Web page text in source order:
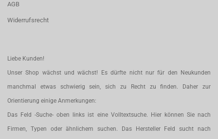
AGB
Widerrufsrecht
Liebe Kunden!
Unser Shop wächst und wächst! Es dürfte nicht nur für den Neukunden
manchmal etwas schwierig sein, sich zu Recht zu finden. Daher zur
Orientierung einige Anmerkungen:
Das Feld -Suche- oben links ist eine Volltextsuche. Hier können Sie nach
Firmen, Typen oder ähnlichem suchen. Das Hersteller Feld sucht nach